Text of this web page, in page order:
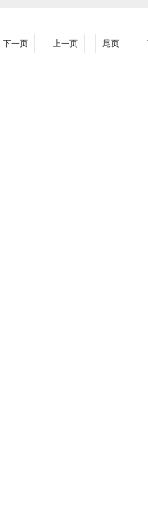
下一页 上一页 尾页